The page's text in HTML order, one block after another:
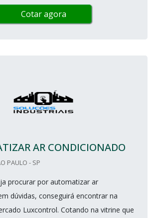
Cotar agora
AR CONDICIONADO
PAULO - SP
procurar por automatizar ar
dúvidas, conseguirá encontrar na
Luxcontrol. Cotando na vitrine que